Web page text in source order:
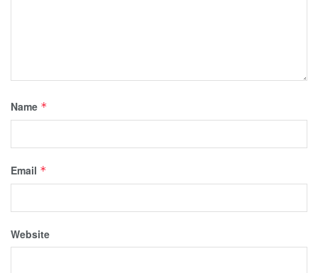
Name *
Email *
Website